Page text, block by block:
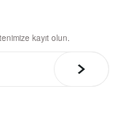
kayıt olun.